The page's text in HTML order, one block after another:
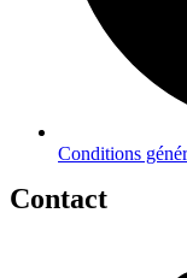
Conditions
Contact